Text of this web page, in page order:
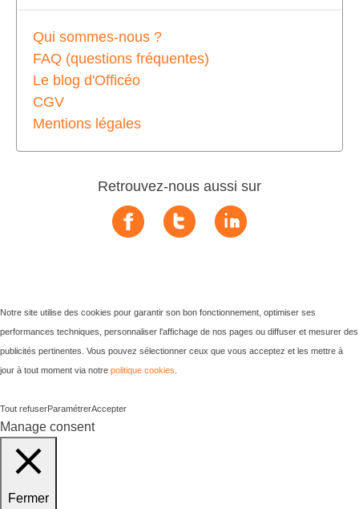
Qui sommes-nous ?
FAQ (questions fréquentes)
Le blog d'Officéo
CGV
Mentions légales
Retrouvez-nous aussi sur
Notre site utilise des cookies pour garantir son bon fonctionnement, optimiser ses
performances techniques, personnaliser l'affichage de nos pages ou diffuser et mesurer des
publicités pertinentes. Vous pouvez sélectionner ceux que vous acceptez et les mettre à
jour à tout moment via notre politique cookies.
Tout refuserParamétrerAccepter
Manage consent
Fermer